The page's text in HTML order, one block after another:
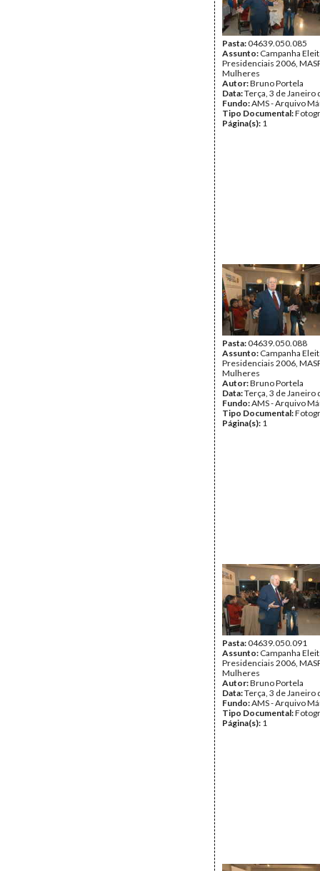
Pasta:04639.050.085
Assunto: Campanha
Presidenciais 2006,
Mulheres
Autor:Bruno Portela
Data:Terça, 3 de Janeiro
Fundo:AMS - Arquivo
Tipo Documental:
Página(s): 1
Pasta:04639.050.088
Assunto: Campanha
Presidenciais 2006,
Mulheres
Autor:Bruno Portela
Data:Terça, 3 de Janeiro
Fundo:AMS - Arquivo
Tipo Documental:
Página(s): 1
Pasta:04639.050.091
Assunto: Campanha
Presidenciais 2006,
Mulheres
Autor:Bruno Portela
Data:Terça, 3 de Janeiro
Fundo:AMS - Arquivo
Tipo Documental:
Página(s): 1